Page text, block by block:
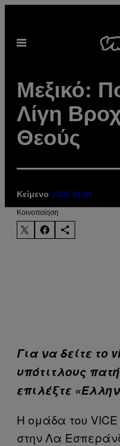
περιεχόμενο
Ανοίξτε
Μεξικό:
Λίγη
Θεούς
Κείμενο VICE Staff
Kοινοποίηση
Για να δείτε το
υπότιτλους
επιλέξτε
Η ομάδα του VICE
στην Λα